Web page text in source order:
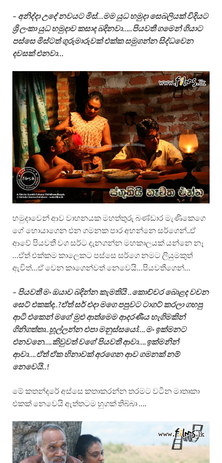
– අනිද්දා උදේ නවයට මිස්…මම යුධ හමුදා සෙබලියක් විදියට
ශ්‍රි ලංකා යුධ හමුදාව කසාද බදිනවා…..පියවතී ගමෙන් ගියාට
පස්සෙ මිස්ටත් ගුරුමාරුවක් එක්ක සමුගන්න සිද්ධවෙන
දවසක් එනවා…
හමුදාවෙන් ආව වාහනයක මහත්තුරු බණ්ඩාර මැණිකෙගෙ
ගේ හොයාගෙන එන ගමනක පාර අහන්නෙ සර්ගෙන්..ඒ
ආවේ පියවතී වග සර්ට දැනගන්න මහකාලයක් යන්නෙ නෑ⁣
…ඒත් එක්කම කාලෙකට පස්සෙ සර්ගෙ නමට ලියුමකුත්
ඇවිත්…ඒ වෙන කාගෙන්වත් නෙවෙයි…පියවතීගෙන්…
– පියවතී මං ඔයාව බදින්න කැමතියි ..කොච්චර බොළද වචන
සෙට් එකක්ද..?ඒත් සර් එදා මගෙ පපුවට ටාගට් කරලා ගහපු
ආටි එකෙන් මගේ මුළු ආත්මෙම ආදරණීය හැගිමකින්
ගිනිගත්තා..හූල්ලන්න එපා මනුස්සයෝ….මං ඉක්මනට
එනවනෙ….කිවුවත් වගේ පියවතී ආවා….ඉක්මනින්
ආවා….ඒත් ඒක හිනාවක් අරගෙන ආව ගමනක් නම්
නෙවෙයි..!
මේ කතන්දරේ අස්සෙ කතාකරන්න තරමට වටින මාතෘකා
එකක් නෙවෙයි ඇත්තටම හුගක් තිබ්බා ….